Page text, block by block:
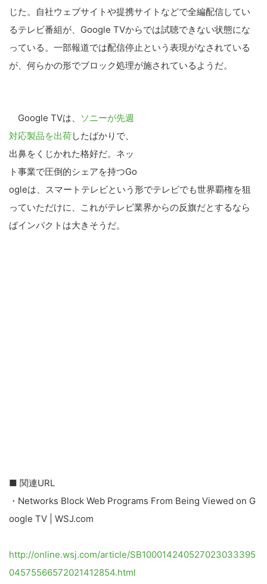
じた。自社ウェブサイトや提携サイトなどで全編配信してい
るテレビ番組が、Google TVからでは試聴できない状態にな
っている。一部報道では配信停止という表現がなされている
が、何らかの形でブロック処理が施されているようだ。
Google TVは、
ソニーが先週
対応製品を出荷したばかりで、
出鼻をくじかれた格好だ。ネッ
ト事業で圧倒的シェアを持つGo
ogleは、スマートテレビという形でテレビでも世界覇権を狙
っていただけに、これがテレビ業界からの反旗だとするなら
ばインパクトは大きそうだ。
■ 関連URL
・Networks Block Web Programs From Being Viewed on G
oogle TV | WSJ.com
http://online.wsj.com/article/SB100014240527023033395
04575566572021412854.html